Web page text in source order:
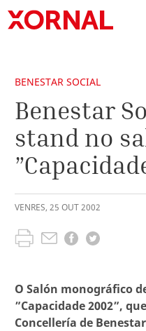
BENESTAR SOCIAL
Benestar
stand no
VENRES, 25 OUT2002
O Salón monográfico
”Capacidade 2002”,
Concellería de